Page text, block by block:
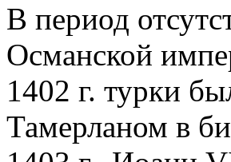
В период
Османской
1402 г. турки
Тамерланом в